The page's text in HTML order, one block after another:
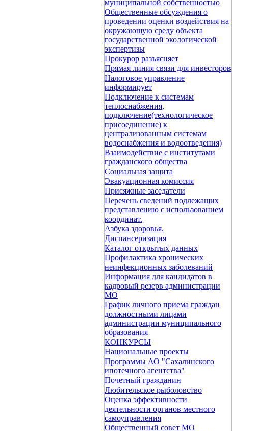
муниципальной собственностью
Общественные обсуждения о
проведении оценки воздействия на
окружающую среду объекта
государственной экологической
экспертизы
Прокурор разъясняет
Прямая линия связи для инвесторов
Налоговое управление
информирует
Подключение к системам
теплоснабжения,
подключение(технологическое
присоединение) к
централизованным системам
водоснабжения и водоотведения)
Взаимодействие с институтами
гражданского общества
Социальная защита
Эвакуационная комиссия
Присяжные заседатели
Перечень сведений подлежащих
представлению с использованием
координат.
Азбука здоровья.
Диспансеризация
Каталог открытых данных
Профилактика хронических
неинфекционных заболеваний
Информация для кандидатов в
кадровый резерв администрации
МО
График личного приема граждан
должностными лицами
администрации муниципального
образования
КОНКУРСЫ
Национальные проекты
Программы АО "Сахалинского
ипотечного агентства"
Почетный гражданин
Любительское рыболовство
Оценка эффективности
деятельности органов местного
самоуправления
Общественный совет МО